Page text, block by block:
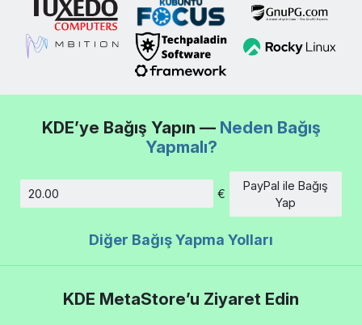
KDE’ye Bağış Yapın — Neden Bağış
Yapmalı?
€
PayPal ile Bağış
Yap
Diğer Bağış Yapma Yolları
KDE MetaStore’u Ziyaret Edin